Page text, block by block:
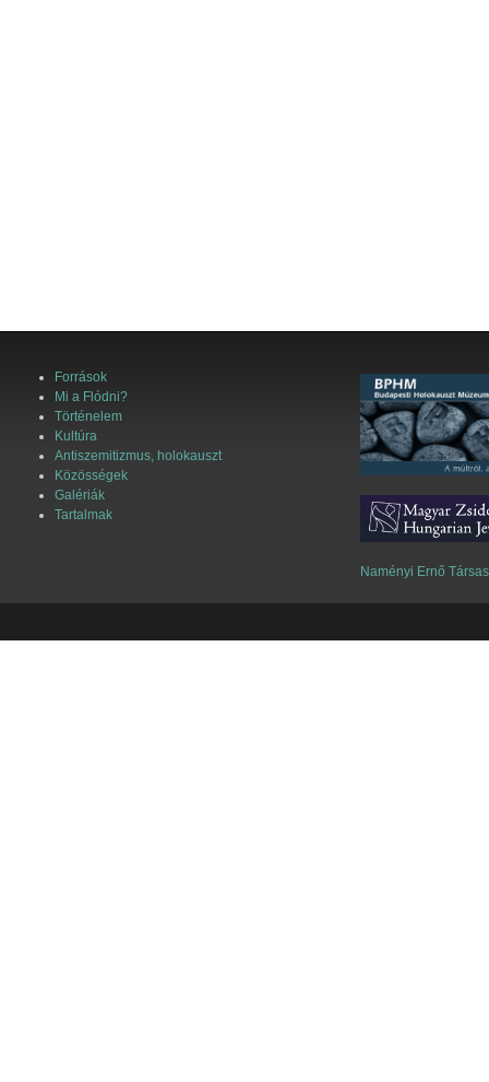
Források
Mi a Flódni?
Történelem
Kultúra
Antiszemitizmus, holokauszt
Közösségek
Galériák
Tartalmak
Naményi Ernő